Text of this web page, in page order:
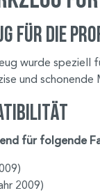
für die
wurde speziell
und
für folgende
2009)